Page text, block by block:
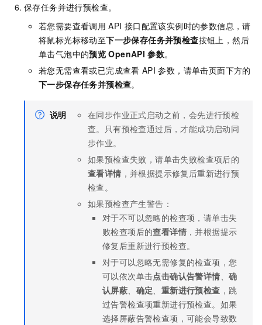
保存任务并进行预检查。
若您需要查看调用 API 接口配置该实例时的参数信息，请
将鼠标光标移动至下一步保存任务并预检查按钮上，然后
单击气泡中的预览 OpenAPI 参数。
若您无需查看或已完成查看 API 参数，请单击页面下方的
下一步保存任务并预检查。
说明
在同步作业正式启动之前，会先进行预检
查。只有预检查通过后，才能成功启动同
步作业。
如果预检查失败，请单击失败检查项后的
查看详情 ，并根据提示修复后重新进行预
检查。
如果预检查产生警告：
对于不可以忽略的检查项，请单击失
败检查项后的查看详情 ，并根据提示
修复后重新进行预检查。
对于可以忽略无需修复的检查项，您
可以依次单击点击确认告警详情 、确
认屏蔽
确定 重新进行预检查 ，跳
过告警检查项重新进行预检查。如果
选择屏蔽告警检查项，可能会导致数